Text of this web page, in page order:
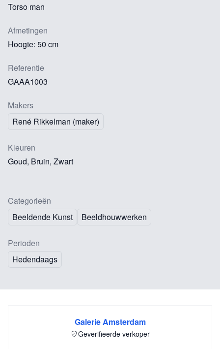
Torso man
Afmetingen
Hoogte: 50 cm
Referentie
GAAA1003
Makers
René Rikkelman (maker)
Kleuren
Goud, Bruin, Zwart
Categorieën
Beeldende Kunst
Beeldhouwwerken
Perioden
Hedendaags
Galerie Amsterdam
Geverifieerde verkoper